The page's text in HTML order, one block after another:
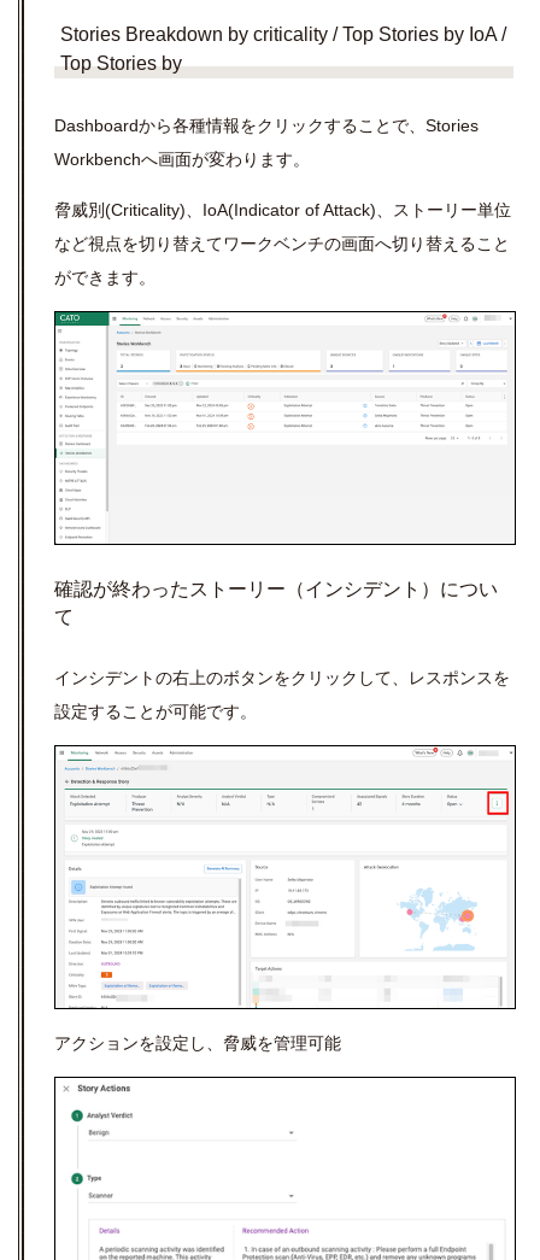
Stories Breakdown by criticality / Top Stories by IoA /
Top Stories by
Dashboardから各種情報をクリックすることで、Stories
Workbenchへ画面が変わります。
脅威別(Criticality)、IoA(Indicator of Attack)、ストーリー単位
など視点を切り替えてワークベンチの画面へ切り替えること
ができます。
確認が終わったストーリー（インシデント）につい
て
インシデントの右上のボタンをクリックして、レスポンスを
設定することが可能です。
アクションを設定し、脅威を管理可能